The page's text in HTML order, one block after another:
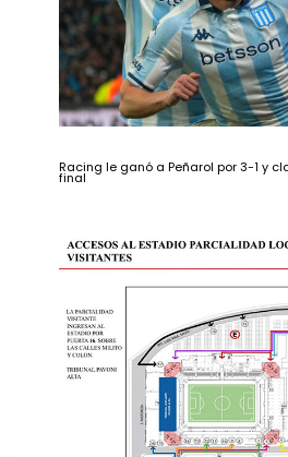
Racing le ganó a Peñarol por 3-1 y
final